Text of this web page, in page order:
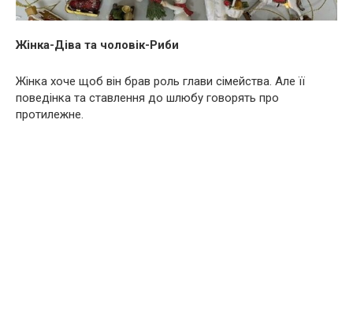
Жінка-Діва та чоловік-Риби
Жінка хоче щоб він брав роль глави сімейства. Але її
поведінка та ставлення до шлюбу говорять про
протилежне.